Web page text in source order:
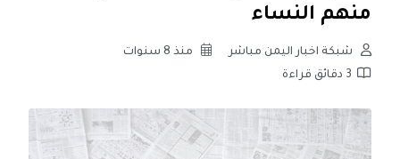
منهم النساء
شبكة اخبار اليمن مباشر
منذ 8 سنوات
3 دقائق قراءة